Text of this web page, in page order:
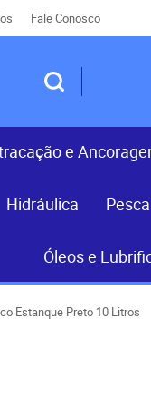
Fale Conosco
e
Hidráulica Pesca
Óleos e
Estanque Preto 10 Litros